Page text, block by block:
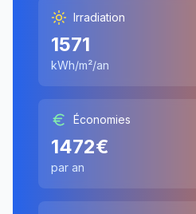
Irradiation
1571
kWh/m²/an
Économies
1472€
par an